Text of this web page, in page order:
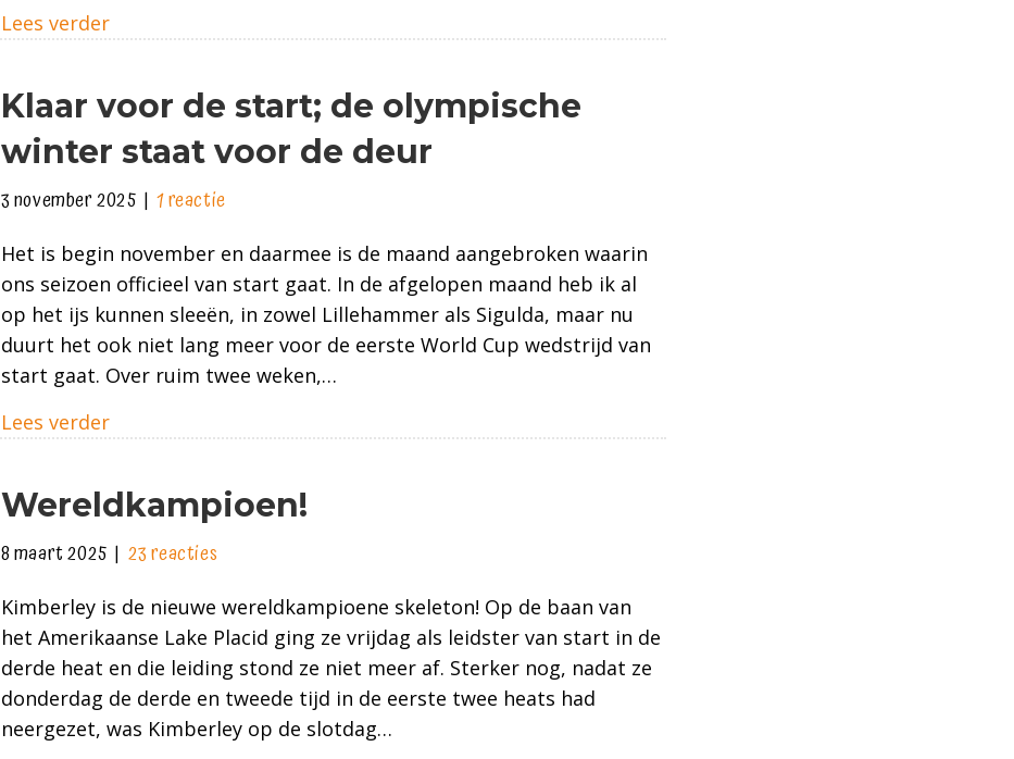
Cortina
Lees verderabout Tevreden over eerste wedstrijd op olympische baan Cortina
Klaar voor de start; de olympische
winter staat voor de deur
3 november 2025 | 1 reactie
Het is begin november en daarmee is de maand aangebroken waarin
ons seizoen officieel van start gaat. In de afgelopen maand heb ik al
op het ijs kunnen sleeën, in zowel Lillehammer als Sigulda, maar nu
duurt het ook niet lang meer voor de eerste World Cup wedstrijd van
start gaat. Over ruim twee weken,…
Lees verderabout Klaar voor de start; de olympische winter staat voor de deur
Wereldkampioen!
8 maart 2025 | 23 reacties
Kimberley is de nieuwe wereldkampioene skeleton! Op de baan van
het Amerikaanse Lake Placid ging ze vrijdag als leidster van start in de
derde heat en die leiding stond ze niet meer af. Sterker nog, nadat ze
donderdag de derde en tweede tijd in de eerste twee heats had
neergezet, was Kimberley op de slotdag…